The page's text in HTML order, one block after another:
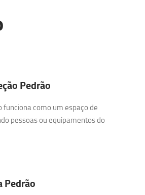
Pedrão
funciona como um espaço de
pessoas ou equipamentos do
Pedrão